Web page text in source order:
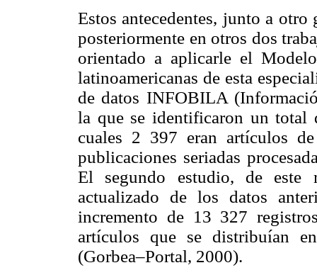
Estos antecedentes, junto a otro
posteriormente en otros dos
orientado a aplicarle el
latinoamericanas de esta
de datos INFOBILA
la que se identificaron un total
cuales 2 397 eran artículos
publicaciones seriadas
El segundo estudio, de este
actualizado de los datos
incremento de 13 327
artículos que se distribuían
(Gorbea–Portal, 2000).